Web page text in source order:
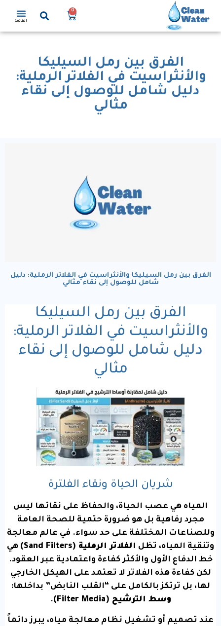
0
القائمة
الفرق بين رمل السيليكا
والأنثراسيت في الفلاتر الرملية:
دليل شامل للوصول إلى نقاء
مثالي
الفرق بين رمل السيليكا والأنثراسيت في الفلاتر الرملية: دليل
شامل للوصول إلى نقاء مثالي
الفرق بين رمل السيليكا
والأنثراسيت في الفلاتر الرملية:
دليل شامل للوصول إلى نقاء
مثالي
شريان الحياة ونقاء الفلترة
المياه هي عصب الحياة، والحفاظ على نقائها ليس
مجرد رفاهية بل هو ضرورة حتمية للصحة العامة
وللصناعات المختلفة على حد سواء. في عالم معالجة
وتنقية المياه، تظل الفلاتر الرملية (Sand Filters)
هي
خط الدفاع الأول والأكثر كفاءة واعتمادية عبر العقود.
لكن كفاءة هذه الفلاتر لا تعتمد على الهيكل الخارجي
لها، بل ترتكز بالكامل على “القلب النابض” بداخلها:
وسط الترشيح (Filter Media)
.
عند تصميم أو تشغيل نظام معالجة مياه، يبرز دائماً